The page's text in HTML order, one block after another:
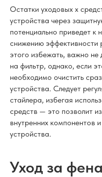
Остатки уходовых х
устройства через
потенциально приведет к
снижению
этого избежать, важно не
на фильтр, однако, если
необходимо очистить
устройства. Следует
стайлера, избегая
средств — это позволит
внутренних компонентов
устройства.
Уход за